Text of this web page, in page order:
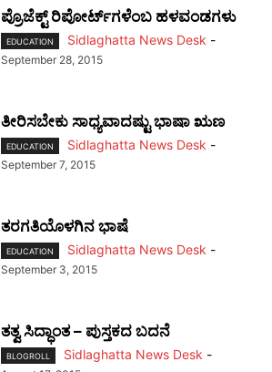
ಪ್ರೊಜೆಕ್ಟ್ ರಿಪೋರ್ಟ್‍ಗಳೆಂಬ ಹಳವಂಡಗಳು
EDUCATION Sidlaghatta News Desk -
September 28, 2015
ತೀರಿಸಬೇಕು ಸಾಧ್ಯವಾದಷ್ಟು ಭಾಷಾ ಋಣ
EDUCATION Sidlaghatta News Desk -
September 7, 2015
ತರಗತಿಯೊಳಗಿನ ಭಾಷೆ
EDUCATION Sidlaghatta News Desk -
September 3, 2015
ತತ್ವ ಸಿದ್ಧಾಂತ – ಪುಸ್ತಕದ ಬದನೆ
BLOGROLL Sidlaghatta News Desk -